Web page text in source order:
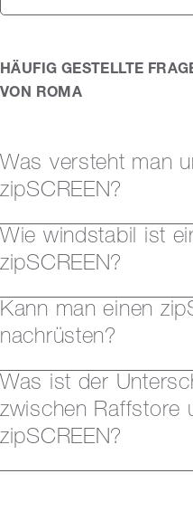
HÄUFIG GESTELLTE
VON ROMA
Was versteht man
zipSCREEN?
Wie windstabil ist
zipSCREEN?
Kann man einen
nachrüsten?
Was ist der
zwischen Raffstore
zipSCREEN?